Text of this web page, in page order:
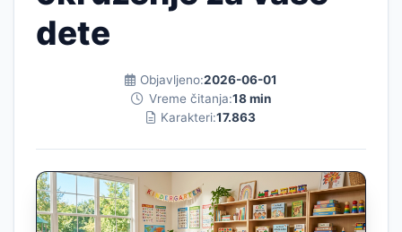
dete
Objavljeno:2026-06-01
Vreme čitanja:18 min
Karakteri:17.863